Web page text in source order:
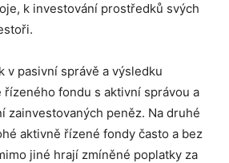
k investování prostředků svých
v pasivní správě a výsledku
fondu s aktivní správou a
zainvestovaných peněz. Na druhé
aktivně řízené fondy často a bez
jiné hrají zmíněné poplatky za